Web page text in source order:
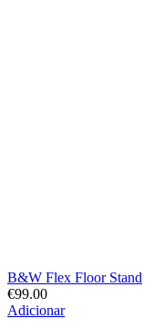
B&W Flex Floor Stand
€99.00
Adicionar